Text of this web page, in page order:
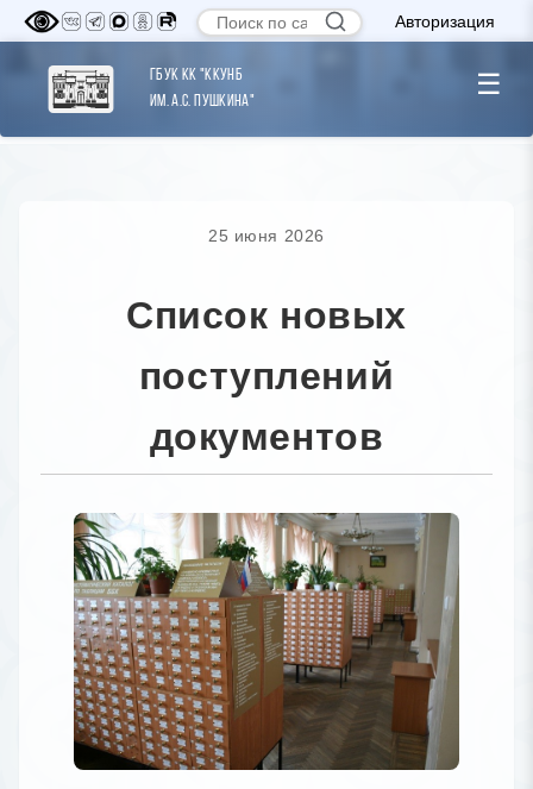
Авторизация
ГБУК КК "ККУНБ
им. А.С. Пушкина"
☰
25 июня 2026
Список новых
поступлений
документов